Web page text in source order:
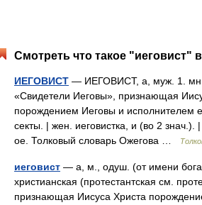
Смотреть что такое "иеговист"
ИЕГОВИСТ — ИЕГОВИСТ, а, муж. 1. мн.
«Свидетели Иеговы», признающая
порождением Иеговы и исполнителем
секты. | жен. иеговистка, и (во 2 знач.).
ое. Толковый словарь Ожегова …
иеговист — а, м., одуш. (от имени
христианская (протестантская см.
признающая Иисуса Христа